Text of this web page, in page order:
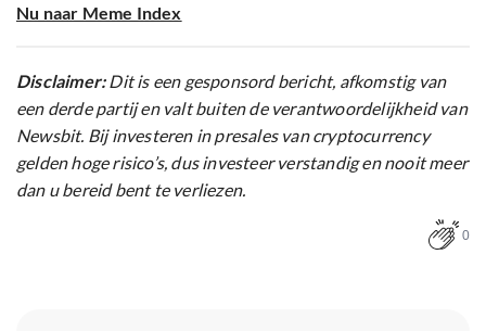
Nu naar Meme Index
Disclaimer:Dit is een gesponsord bericht, afkomstig van
een derde partij en valt buiten de verantwoordelijkheid van
Newsbit. Bij investeren in presales van cryptocurrency
gelden hoge risico’s, dus investeer verstandig en nooit meer
dan u bereid bent te verliezen.
0